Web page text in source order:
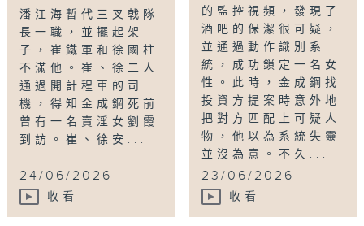
潘江海暫代三叉戟隊
長一職，並擺起架
子，崔鐵軍和徐國柱
不滿他。崔、徐二人
通過開計程車的司
機，得知金成鋼死前
曾有一名賣淫女劉霞
到訪。崔、徐安...
24/06/2026
收看
的監控視頻，發現了
酒吧的保潔很可疑，
並通過動作識別系
統，成功鎖定一名女
性。此時，金成鋼找
投資方提案時意外地
把對方匹配上可疑人
物，他以為系統失靈
並沒為意。不久...
23/06/2026
收看